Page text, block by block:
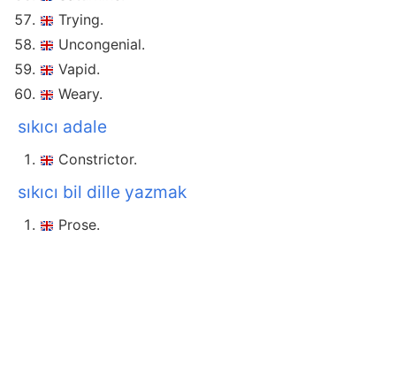
Trying.
Uncongenial.
Vapid.
Weary.
sıkıcı adale
Constrictor.
sıkıcı bil dille yazmak
Prose.